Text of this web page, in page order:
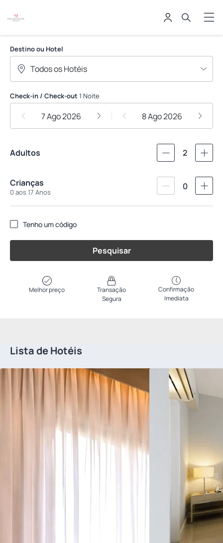
PROMENADE APART HOTEIS
Destino ou Hotel
Check-in / Check-out 1 Noite
7 Ago 2026 8 Ago 2026
Adultos 2
Crianças
0 aos 17 Anos
0
Tenho um código
Pesquisar
Melhor preço
Transação
Segura
Confirmação
Imediata
Lista de Hotéis